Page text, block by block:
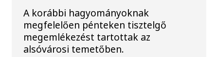
A korábbi hagyományoknak
megfelelően pénteken tisztelgő
megemlékezést tartottak az
alsóvárosi temetőben.